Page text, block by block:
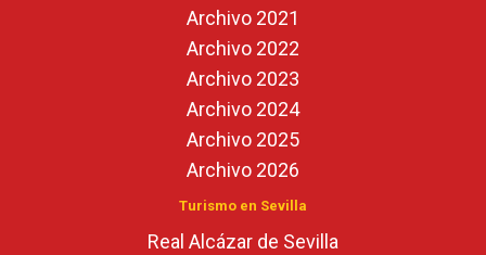
Archivo 2021
Archivo 2022
Archivo 2023
Archivo 2024
Archivo 2025
Archivo 2026
Turismo en Sevilla
Real Alcázar de Sevilla